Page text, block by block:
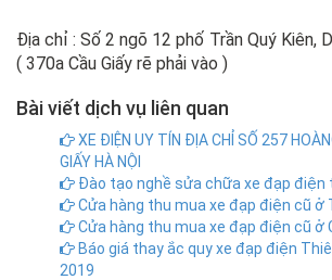
Địa chỉ : Số 2 ngõ 12 phố Trần Quý Kiên,
( 370a Cầu Giấy rẽ phải vào )
Bài viết dịch vụ liên quan
XE ĐIỆN UY TÍN ĐỊA CHỈ SỐ 257
GIẤY HÀ NỘI
Đào tạo nghề sửa chữa xe đạp điện
Cửa hàng thu mua xe đạp điện cũ ở
Cửa hàng thu mua xe đạp điện cũ ở
Báo giá thay ắc quy xe đạp điện
2019